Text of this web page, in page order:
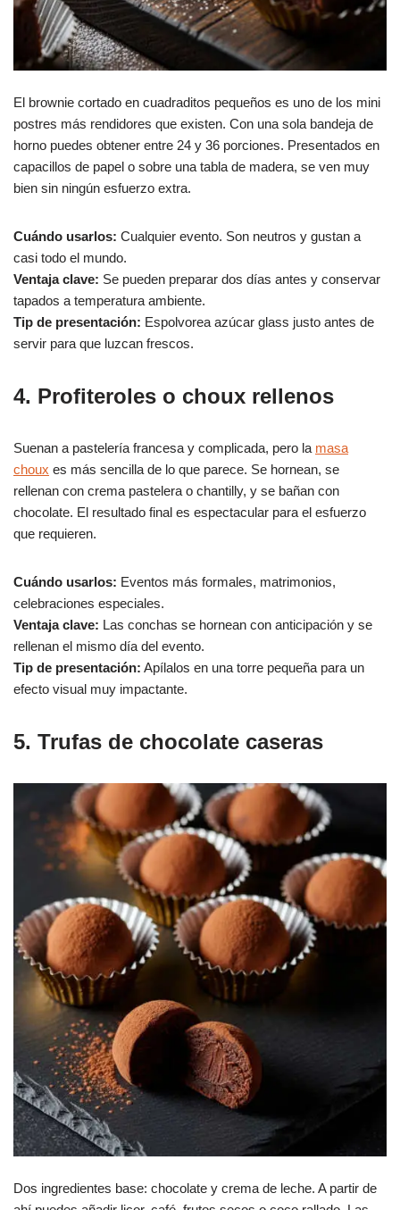
El brownie cortado en cuadraditos pequeños es uno de los mini
postres más rendidores que existen. Con una sola bandeja de
horno puedes obtener entre 24 y 36 porciones. Presentados en
capacillos de papel o sobre una tabla de madera, se ven muy
bien sin ningún esfuerzo extra.
Cuándo usarlos: Cualquier evento. Son neutros y gustan a
casi todo el mundo.
Ventaja clave: Se pueden preparar dos días antes y conservar
tapados a temperatura ambiente.
Tip de presentación: Espolvorea azúcar glass justo antes de
servir para que luzcan frescos.
4. Profiteroles o choux rellenos
Suenan a pastelería francesa y complicada, pero la masa
choux es más sencilla de lo que parece. Se hornean, se
rellenan con crema pastelera o chantilly, y se bañan con
chocolate. El resultado final es espectacular para el esfuerzo
que requieren.
Cuándo usarlos: Eventos más formales, matrimonios,
celebraciones especiales.
Ventaja clave: Las conchas se hornean con anticipación y se
rellenan el mismo día del evento.
Tip de presentación: Apílalos en una torre pequeña para un
efecto visual muy impactante.
5. Trufas de chocolate caseras
Dos ingredientes base: chocolate y crema de leche. A partir de